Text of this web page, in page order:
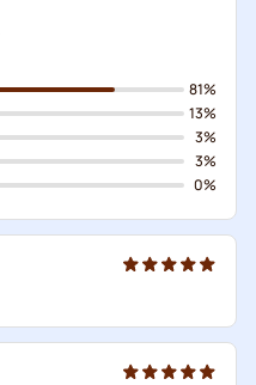
81%
13%
3%
3%
0%